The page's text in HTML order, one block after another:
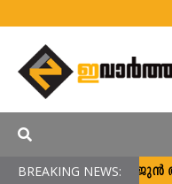
BREAKING NEWS:
അർജുൻ